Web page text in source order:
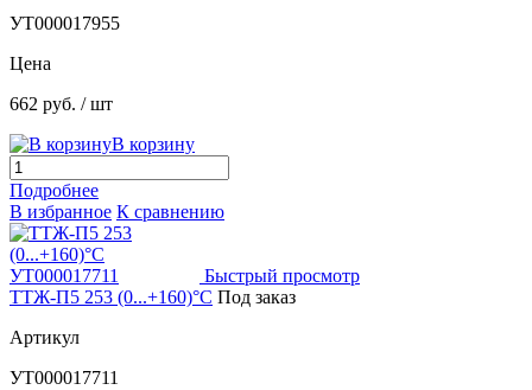
УТ000017955
Цена
662 руб. / шт
В корзину
Подробнее
В избранное К сравнению
Быстрый просмотр
ТТЖ-П5 253 (0...+160)°С Под заказ
Артикул
УТ000017711